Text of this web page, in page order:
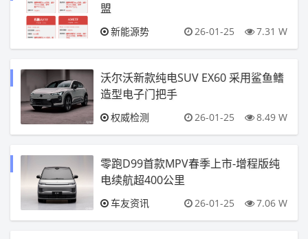
盟
新能源势 26-01-25 7.31 W
沃尔沃新款纯电SUV EX60 采用鲨鱼鳍
造型电子门把手
权威检测 26-01-25 8.49 W
零跑D99首款MPV春季上市-增程版纯
电续航超400公里
车友资讯 26-01-25 7.06 W